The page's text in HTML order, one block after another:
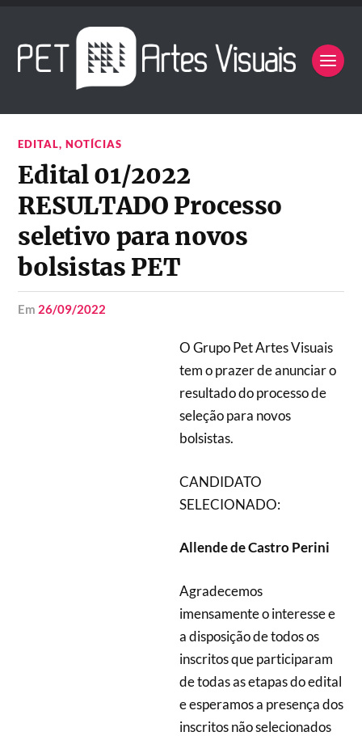
EDITAL,NOTÍCIAS
Edital 01/2022
RESULTADO Processo
seletivo para novos
bolsistas PET
em 26/09/2022
O Grupo Pet Artes Visuais
tem o prazer de anunciar o
resultado do processo de
seleção para novos
bolsistas.
CANDIDATO
SELECIONADO:
Allende de Castro Perini
Agradecemos
imensamente o interesse e
a disposição de todos os
inscritos que participaram
de todas as etapas do edital
e esperamos a presença dos
inscritos não selecionados